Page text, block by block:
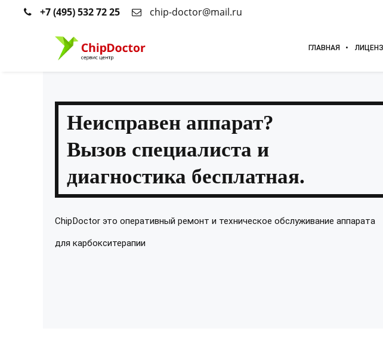
+7 (495) 532 72 25 chip-doctor@mail.ru
ГЛАВНАЯ
Неисправен аппарат?
Вызов специалиста и
диагностика бесплатная.
ChipDoctor это оперативный ремонт и техническое обслуживание аппарата
для карбокситерапии